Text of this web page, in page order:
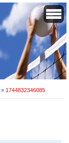
» 1744832346085